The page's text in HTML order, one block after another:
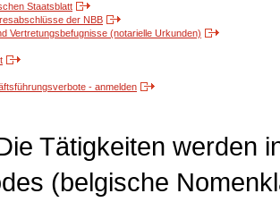
Staatsblatt
der NBB
Vertretungsbefugnisse (notarielle Urkunden)
- anmelden
Tätigkeiten werden
(belgische